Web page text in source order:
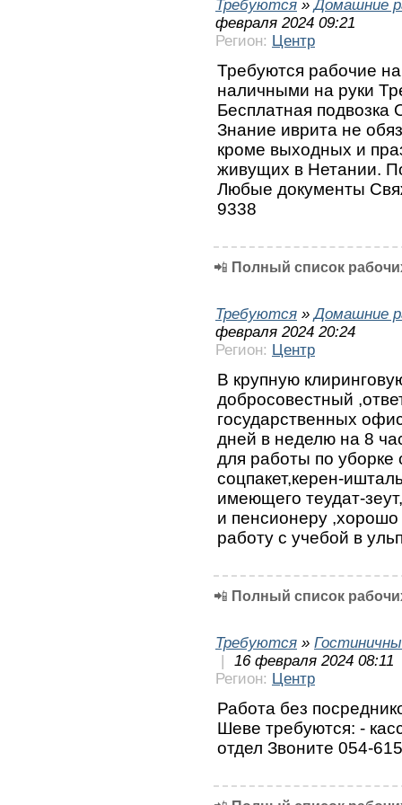
Требуются »Домашние
февраля 2024 09:21
Регион: Центр
Требуются рабочие
наличными на руки
Бесплатная
Знание иврита не
кроме выходных и
живущих в Нетании.
Любые документы
9338
📲 Полный список
Требуются »Домашние
февраля 2024 20:24
Регион: Центр
В крупную
добросовестный
государственных
дней в неделю на 8
для работы по
соцпакет,керен-
имеющего теудат-
и пенсионеру
работу с учебой в
📲 Полный список
Требуются »
|
16 февраля 2024 08:11
Регион: Центр
Работа без
Шеве требуются: -
отдел Звоните 054-